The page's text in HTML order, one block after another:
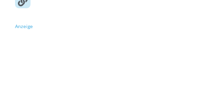
Anzeige